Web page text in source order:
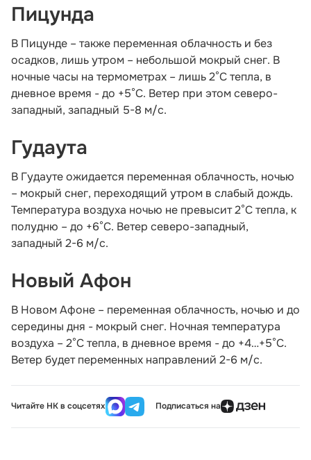
Пицунда
В Пицунде – также переменная облачность и без
осадков, лишь утром – небольшой мокрый снег. В
ночные часы на термометрах – лишь 2°С тепла, в
дневное время - до +5°С. Ветер при этом северо-
западный, западный 5-8 м/с.
Гудаута
В Гудауте ожидается переменная облачность, ночью
– мокрый снег, переходящий утром в слабый дождь.
Температура воздуха ночью не превысит 2°С тепла, к
полудню – до +6°С. Ветер северо-западный,
западный 2-6 м/с.
Новый Афон
В Новом Афоне – переменная облачность, ночью и до
середины дня - мокрый снег. Ночная температура
воздуха – 2°С тепла, в дневное время - до +4…+5°С.
Ветер будет переменных направлений 2-6 м/с.
Читайте НК в соцсетях Подписаться на